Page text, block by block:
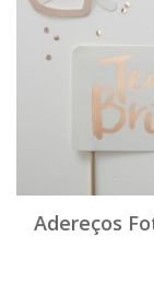
Adereços